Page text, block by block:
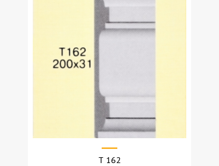
Т 162